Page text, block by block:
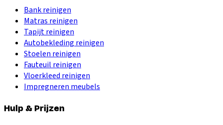
Bank reinigen
Matras reinigen
Tapijt reinigen
Autobekleding reinigen
Stoelen reinigen
Fauteuil reinigen
Vloerkleed reinigen
Impregneren meubels
Hulp & Prijzen